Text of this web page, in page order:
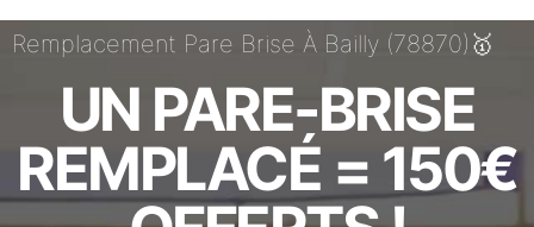
Remplacement Pare Brise À Bailly (78870)🥇
UN PARE-BRISE
REMPLACÉ = 150€